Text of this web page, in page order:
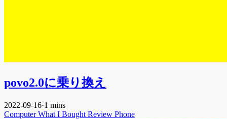
povo2.0に乗り換え
2022-09-16·1 mins
ComputerWhat I Bought Review Phone